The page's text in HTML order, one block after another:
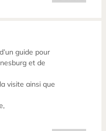
guide pour
et de
visite ainsi que